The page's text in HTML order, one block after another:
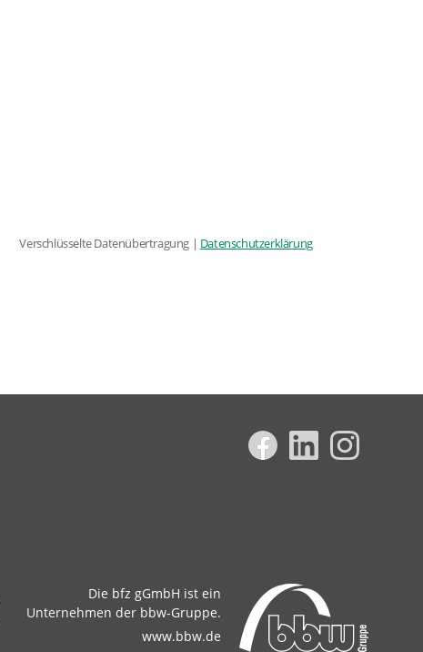
Die bfz gGmbH ist ein
Unternehmen der bbw-Gruppe.
www.bbw.de